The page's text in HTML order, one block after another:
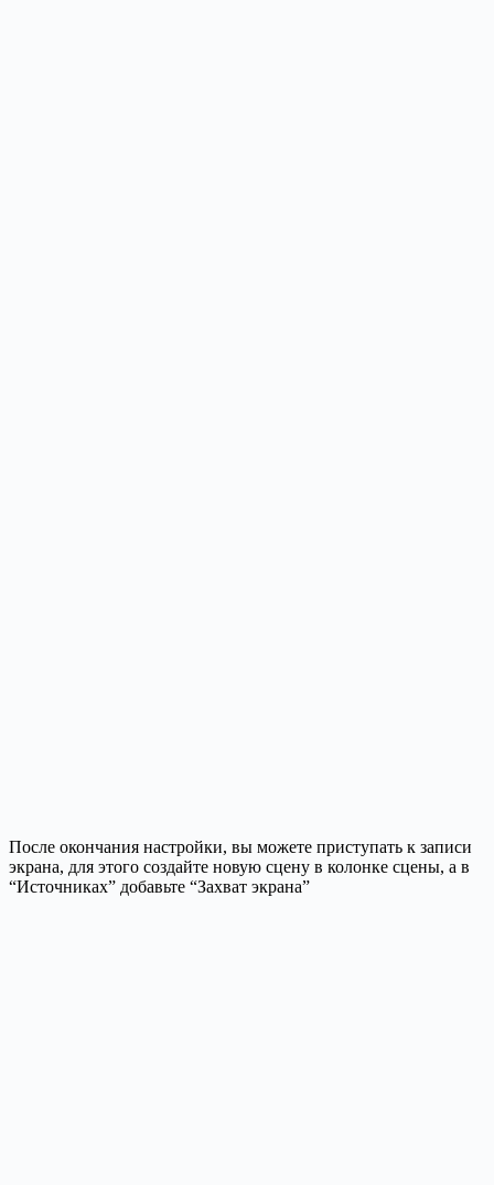
После окончания настройки, вы можете приступать к записи
экрана, для этого создайте новую сцену в колонке сцены, а в
“Источниках” добавьте “Захват экрана”